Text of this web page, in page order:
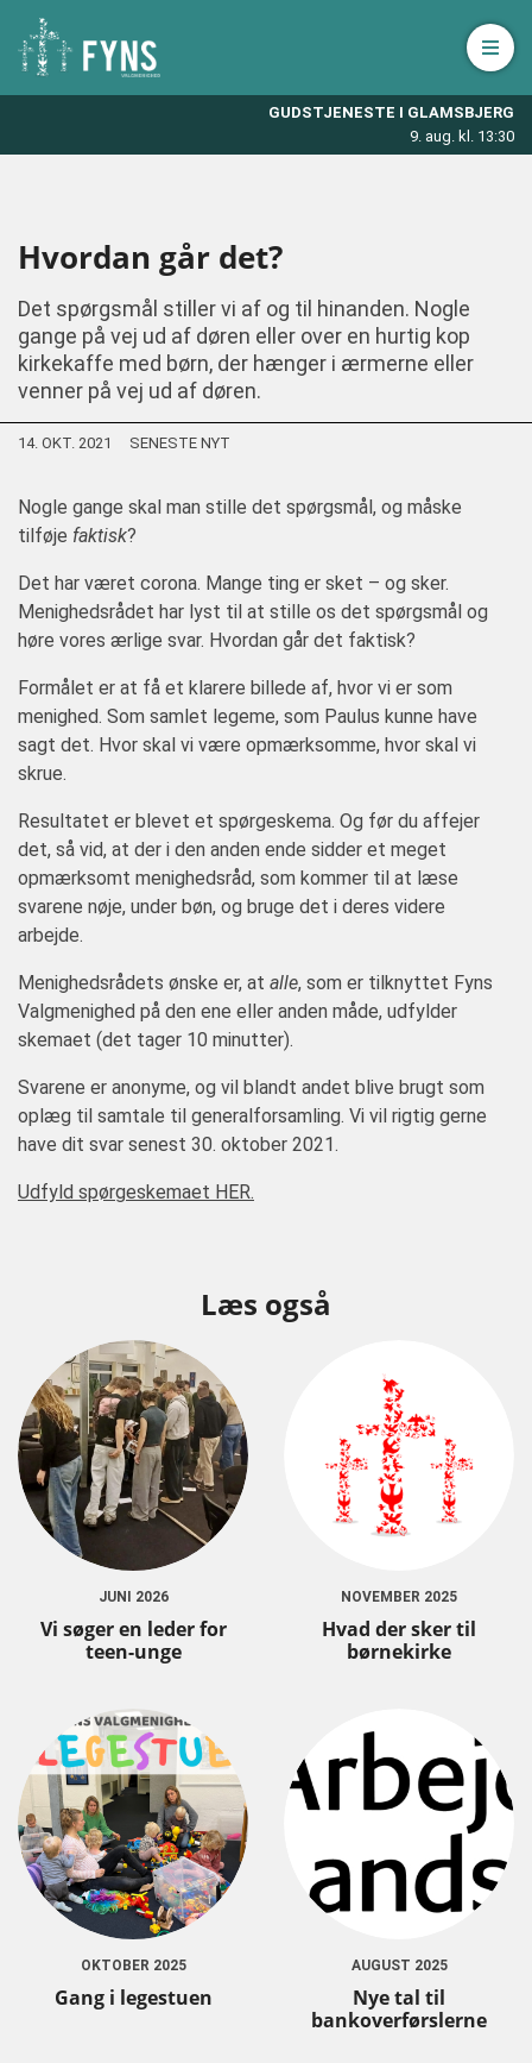
GUDSTJENESTE I GLAMSBJERG
9. aug. kl. 13:30
Åbn
Hvordan går det?
Det spørgsmål stiller vi af og til hinanden. Nogle
gange på vej ud af døren eller over en hurtig kop
kirkekaffe med børn, der hænger i ærmerne eller
venner på vej ud af døren.
14. OKT. 2021 SENESTE NYT
Nogle gange skal man stille det spørgsmål, og måske
tilføje faktisk?
Det har været corona. Mange ting er sket – og sker.
Menighedsrådet har lyst til at stille os det spørgsmål og
høre vores ærlige svar. Hvordan går det faktisk?
Formålet er at få et klarere billede af, hvor vi er som
menighed. Som samlet legeme, som Paulus kunne have
sagt det. Hvor skal vi være opmærksomme, hvor skal vi
skrue.
Resultatet er blevet et spørgeskema. Og før du affejer
det, så vid, at der i den anden ende sidder et meget
opmærksomt menighedsråd, som kommer til at læse
svarene nøje, under bøn, og bruge det i deres videre
arbejde.
Menighedsrådets ønske er, at alle, som er tilknyttet Fyns
Valgmenighed på den ene eller anden måde, udfylder
skemaet (det tager 10 minutter).
Svarene er anonyme, og vil blandt andet blive brugt som
oplæg til samtale til generalforsamling. Vi vil rigtig gerne
have dit svar senest 30. oktober 2021.
Udfyld spørgeskemaet HER.
Læs også
JUNI 2026
Vi søger en leder for
teen-unge
NOVEMBER 2025
Hvad der sker til
børnekirke
OKTOBER 2025
Gang i legestuen
AUGUST 2025
Nye tal til
bankoverførslerne